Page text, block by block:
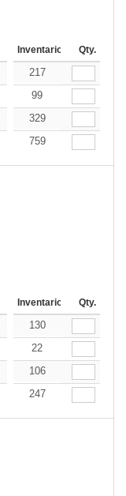
144-287 288 +
Inventario Qty.
26.88
217
26.88
99
26.88
329
26.88
759
144-287 288 +
Inventario Qty.
26.88
130
26.88
22
26.88
106
26.88
247